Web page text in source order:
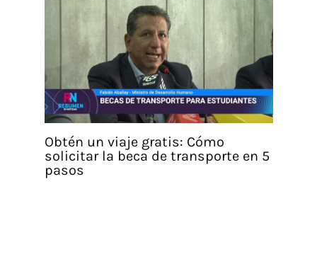
Obtén un viaje gratis: Cómo
solicitar la beca de transporte en 5
pasos